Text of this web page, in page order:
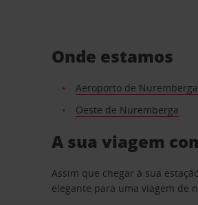
Onde estamos
Aeroporto de Nuremberga
Oeste de Nuremberga
A sua viagem
Assim que chegar à sua
elegante para uma viagem de